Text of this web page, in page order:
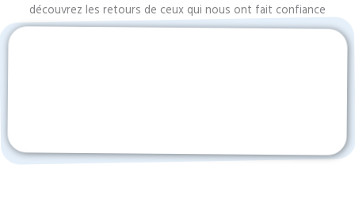
découvrez les retours de ceux qui nous ont fait confiance